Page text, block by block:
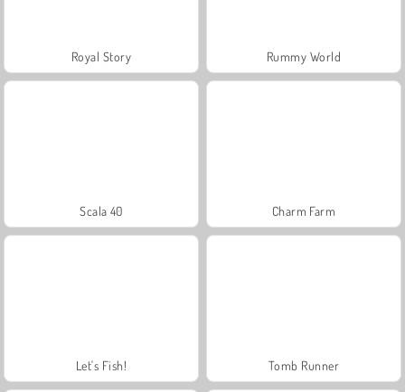
Royal Story Rummy World
Scala 40 Charm Farm
Let's Fish! Tomb Runner